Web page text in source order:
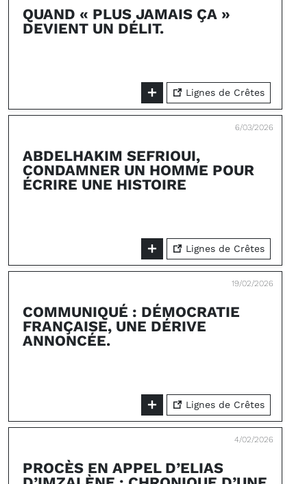
QUAND « PLUS JAMAIS ÇA »
DEVIENT UN DÉLIT.
Lignes de Crêtes
6/03/2026
ABDELHAKIM SEFRIOUI,
CONDAMNER UN HOMME POUR
ÉCRIRE UNE HISTOIRE
Lignes de Crêtes
19/02/2026
COMMUNIQUÉ : DÉMOCRATIE
FRANÇAISE, UNE DÉRIVE
ANNONCÉE.
Lignes de Crêtes
4/02/2026
PROCÈS EN APPEL D’ELIAS